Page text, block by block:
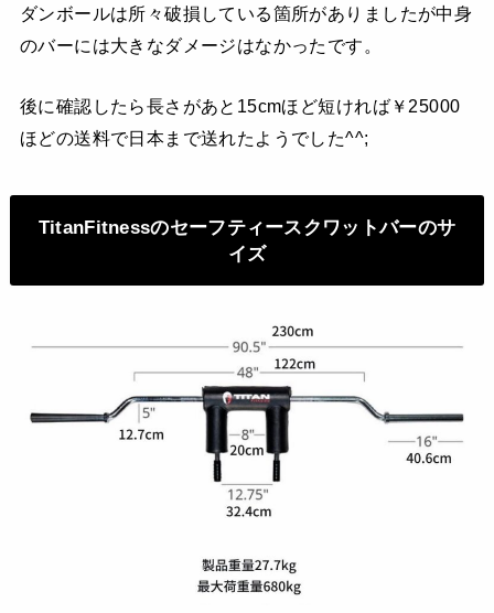
ダンボールは所々破損している箇所がありましたが中身
のバーには大きなダメージはなかったです。
後に確認したら長さがあと15cmほど短ければ￥25000
ほどの送料で日本まで送れたようでした^^;
TitanFitnessのセーフティースクワットバーのサ
イズ